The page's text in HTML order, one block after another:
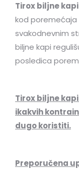
Tirox biljne kapi
kod poremećaja
svakodnevnim
biljne kapi
posledica
Tirox biljne
ikakvih
dugo koristiti.
Preporučena